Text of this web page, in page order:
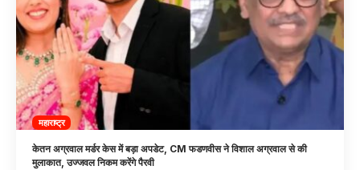
महाराष्ट्र
केतन अग्रवाल मर्डर केस में बड़ा अपडेट, CM फडणवीस ने विशाल अग्रवाल से की
मुलाकात, उज्जवल निकम करेंगे पैरवी